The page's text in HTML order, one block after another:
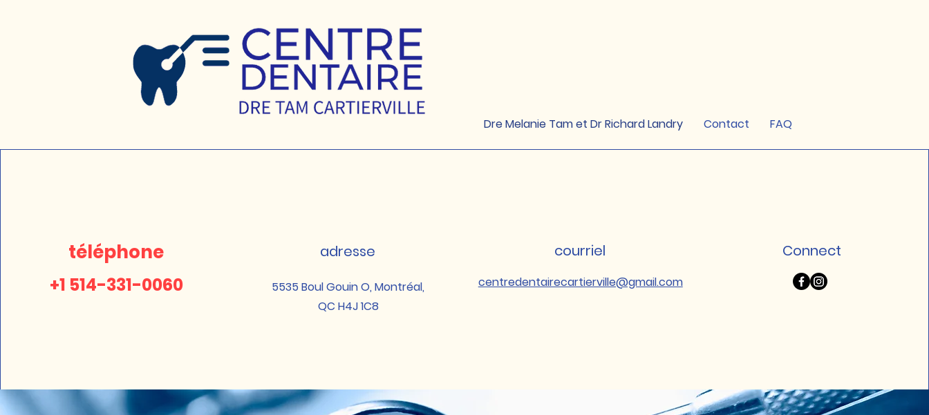
Dre Melanie Tam et Dr Richard Landry Contact FAQ
téléphone
+1 514-331-0060
adresse
5535 Boul Gouin O, Montréal,
QC H4J 1C8
courriel
centredentairecartierville@gmail.com
Connect